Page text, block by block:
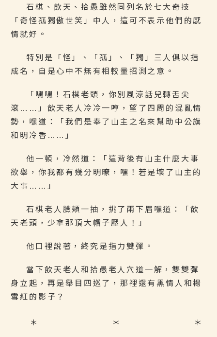
石棋、飲天、拾愚雖然同列名於七大奇技
「奇怪孤獨傲世笑」中人，這可不表示他們的感
情就好。
特別是「怪」、「孤」、「獨」三人俱以指
成名，自是心中不無有相較量招測之意。
「嘿嘿！石棋老頭，你別風涼話兒轉舌尖
滾……」飲天老人冷冷一哼，望了四周的混亂情
勢，嘿道：「我們是奉了山主之名來幫助中公旗
和明冷香……」
他一頓，冷然道：「這背後有山主什麼大事
欲舉，你我都有幾分明暸，嘿！若是壞了山主的
大事……」
石棋老人臉頰一抽，挑了兩下眉嘿道：「飲
天老頭，少拿那頂大帽子壓人！」
他口裡說著，終究是指力雙彈。
當下飲天老人和拾愚老人穴道一解，雙雙彈
身立起，再是舉目四巡了，那裡還有黑情人和楊
雪紅的影子？
＊ ＊ ＊